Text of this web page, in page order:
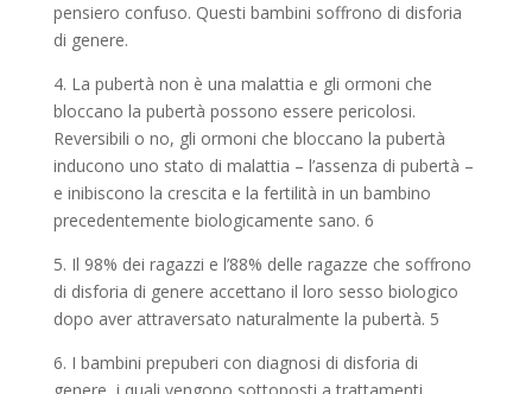
pensiero confuso. Questi bambini soffrono di disforia
di genere.
4. La pubertà non è una malattia e gli ormoni che
bloccano la pubertà possono essere pericolosi.
Reversibili o no, gli ormoni che bloccano la pubertà
inducono uno stato di malattia – l’assenza di pubertà –
e inibiscono la crescita e la fertilità in un bambino
precedentemente biologicamente sano. 6
5. Il 98% dei ragazzi e l’88% delle ragazze che soffrono
di disforia di genere accettano il loro sesso biologico
dopo aver attraversato naturalmente la pubertà. 5
6. I bambini prepuberi con diagnosi di disforia di